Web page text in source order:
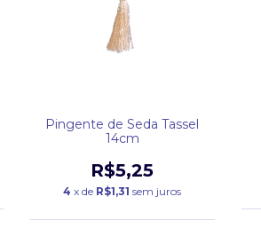
Pingente de Seda Tassel
14cm
R$5,25
4 x de R$1,31 sem juros